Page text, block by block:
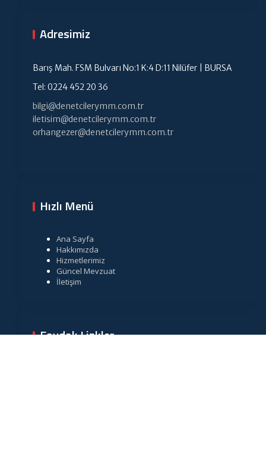
Adresimiz
Barış Mah. FSM Bulvarı No:1 K:4 D:11 Nilüfer | BURSA
Tel: 0224 452 20 36
bilgi@denetcilerymm.com.tr
iletisim@denetcilerymm.com.tr
orhangezer@denetcilerymm.com.tr
Hızlı Menü
Ana Sayfa
Hakkımızda
Hizmetlerimiz
Güncel Mevzuat
İletişim
Faydalı Linkler